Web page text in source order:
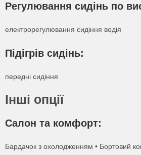
Регулювання сидінь по
електрорегулювання сидіння водія
Підігрів сидінь:
передні сидіння
Інші опції
Салон та комфорт:
Бардачок з охолодженням • Бортовий
Заповніть форму нижче і ми
Ваше ім'я
Ваш емейл
Заповніть форму нижче і ми
Дізнатися про лізинг
Заповніть форму нижче і ми
Ваш телефон